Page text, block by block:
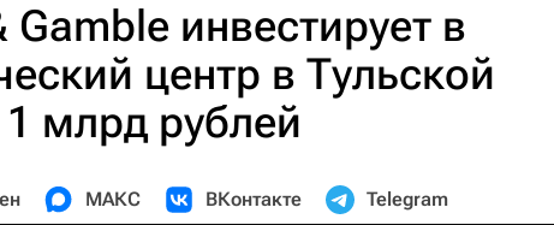
Gamble инвестирует в
центр в Тульской
млрд рублей
МАКС ВКонтакте Telegram